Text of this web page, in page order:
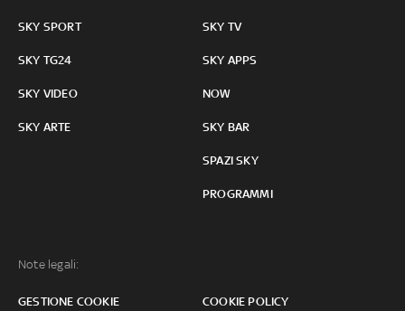
SKY SPORT
SKY TG24
SKY VIDEO
SKY ARTE
SKY TV
SKY APPS
NOW
SKY BAR
SPAZI SKY
PROGRAMMI
Note legali:
GESTIONE COOKIE COOKIE POLICY